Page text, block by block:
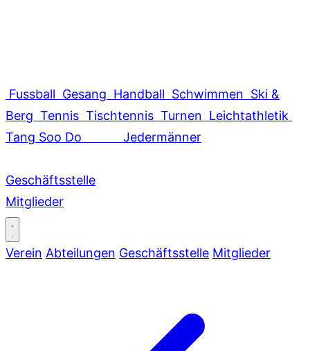
Fussball Gesang Handball Schwimmen Ski &
Berg Tennis Tischtennis Turnen Leichtathletik
Tang Soo Do
Jedermänner
Geschäftsstelle
Mitglieder
Verein Abteilungen Geschäftsstelle Mitglieder